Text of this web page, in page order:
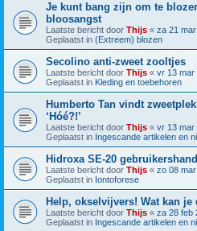
Je kunt bang zijn om te
bloosangst
Laatste bericht door Thijs « za 21
Geplaatst in (Extreem) blozen
Secolino anti-zweet zooltjes
Laatste bericht door Thijs « vr 13 mar
Geplaatst in Kleding en toebehoren
Humberto Tan vindt
‘Hóé?!’
Laatste bericht door Thijs « vr 13 mar
Geplaatst in Ingescande artikelen en
Hidroxa SE-20
Laatste bericht door Thijs « zo 08
Geplaatst in Iontoforese
Help, okselvijvers! Wat kan
Laatste bericht door Thijs « za 28 feb
Geplaatst in Ingescande artikelen en